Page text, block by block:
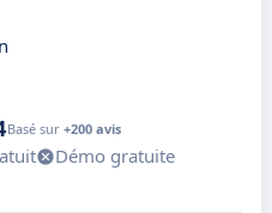
Basé sur +200 avis
Démo gratuite